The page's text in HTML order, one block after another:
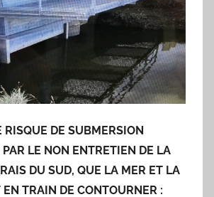
RISQUE DE SUBMERSION
LE NON ENTRETIEN DE LA
DU SUD, QUE LA MER ET LA
TRAIN DE CONTOURNER :